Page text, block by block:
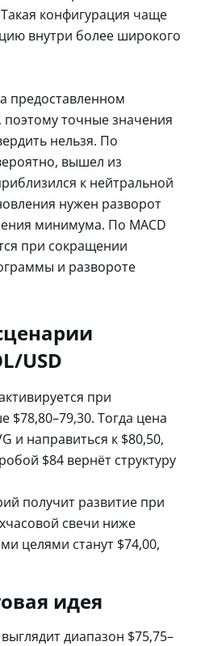
конфигурация чаще
внутри более широкого
предоставленном
точные значения
нельзя. По
вышел из
к нейтральной
нужен разворот
минимума. По MACD
при сокращении
и развороте
USD
при
$78,80–79,30. Тогда цена
и направиться к $80,50,
$84 вернёт структуру
получит развитие при
свечи ниже
целями станут $74,00,
идея
диапазон $75,75–